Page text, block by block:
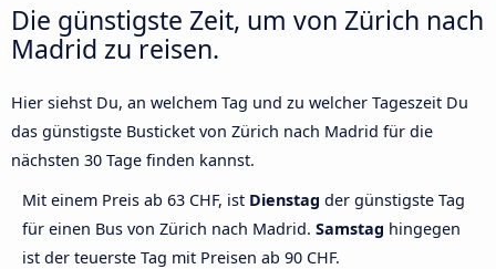
Die günstigste Zeit, um von Zürich nach
Madrid zu reisen.
Hier siehst Du, an welchem Tag und zu welcher Tageszeit Du
das günstigste Busticket von Zürich nach Madrid für die
nächsten 30 Tage finden kannst.
Mit einem Preis ab 63 CHF, ist Dienstag der günstigste Tag
für einen Bus von Zürich nach Madrid. Samstag hingegen
ist der teuerste Tag mit Preisen ab 90 CHF.